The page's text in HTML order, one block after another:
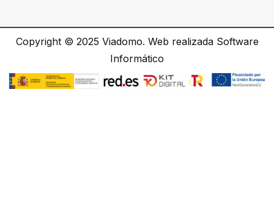
Copyright © 2025 Viadomo. Web realizada Software
Informático